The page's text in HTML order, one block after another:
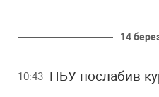
14
НБУ послабив
10:43